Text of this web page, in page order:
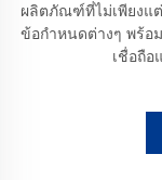
ผลิตภัณฑ์ที่ไม่เพียงแ
ข้อกำหนดต่างๆ พร้อ
เชื่อถือ